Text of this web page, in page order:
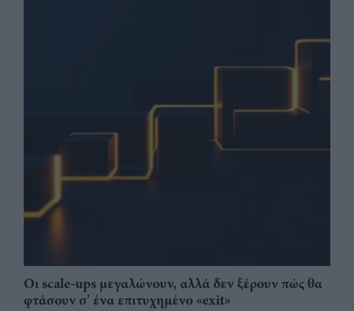
Οι scale-ups μεγαλώνουν, αλλά δεν ξέρουν πώς θα
φτάσουν σ' ένα επιτυχημένο «exit»